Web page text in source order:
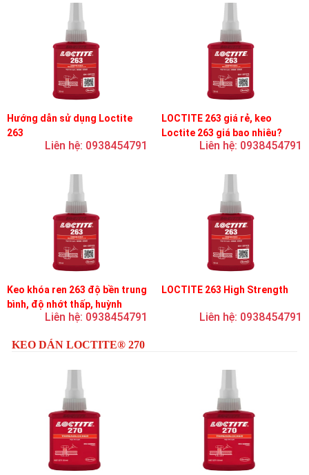
Hướng dẫn sử dụng Loctite
263
Liên hệ: 0938454791
LOCTITE 263 giá rẻ, keo
Loctite 263 giá bao nhiêu?
Liên hệ: 0938454791
Keo khóa ren 263 độ bền trung
bình, độ nhớt thấp, huỳnh
Liên hệ: 0938454791
LOCTITE 263 High Strength
Liên hệ: 0938454791
KEO DÁN LOCTITE® 270